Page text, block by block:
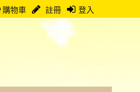
購物車 註冊 登入